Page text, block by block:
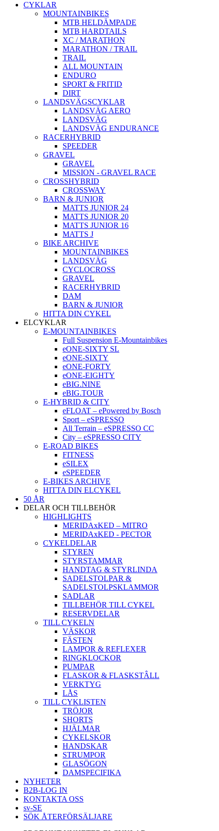
CYKLAR
MOUNTAINBIKES
MTB HELDÄMPADE
MTB HARDTAILS
XC / MARATHON
MARATHON / TRAIL
TRAIL
ALL MOUNTAIN
ENDURO
SPORT & FRITID
DIRT
LANDSVÄGSCYKLAR
LANDSVÄG AERO
LANDSVÄG
LANDSVÄG ENDURANCE
RACERHYBRID
SPEEDER
GRAVEL
GRAVEL
MISSION - GRAVEL RACE
CROSSHYBRID
CROSSWAY
BARN & JUNIOR
MATTS JUNIOR 24
MATTS JUNIOR 20
MATTS JUNIOR 16
MATTS J
BIKE ARCHIVE
MOUNTAINBIKES
LANDSVÄG
CYCLOCROSS
GRAVEL
RACERHYBRID
DAM
BARN & JUNIOR
HITTA DIN CYKEL
ELCYKLAR
E-MOUNTAINBIKES
Full Suspension E-Mountainbikes
eONE-SIXTY SL
eONE-SIXTY
eONE-FORTY
eONE-EIGHTY
eBIG.NINE
eBIG.TOUR
E-HYBRID & CITY
eFLOAT – ePowered by Bosch
Sport – eSPRESSO
All Terrain – eSPRESSO CC
City – eSPRESSO CITY
E-ROAD BIKES
FITNESS
eSILEX
eSPEEDER
E-BIKES ARCHIVE
HITTA DIN ELCYKEL
50 ÅR
DELAR OCH TILLBEHÖR
HIGHLIGHTS
MERIDAxKED – MITRO
MERIDAxKED - PECTOR
CYKELDELAR
STYREN
STYRSTAMMAR
HANDTAG & STYRLINDA
SADELSTOLPAR &
SADELSTOLPSKLAMMOR
SADLAR
TILLBEHÖR TILL CYKEL
RESERVDELAR
TILL CYKELN
VÄSKOR
FÄSTEN
LAMPOR & REFLEXER
RINGKLOCKOR
PUMPAR
FLASKOR & FLASKSTÂLL
VERKTYG
LÅS
TILL CYKLISTEN
TRÖJOR
SHORTS
HJÄLMAR
CYKELSKOR
HANDSKAR
STRUMPOR
GLASÖGON
DAMSPECIFIKA
NYHETER
B2B-LOG IN
KONTAKTA OSS
sv-SE
SÖK ÅTERFÖRSÄLJARE